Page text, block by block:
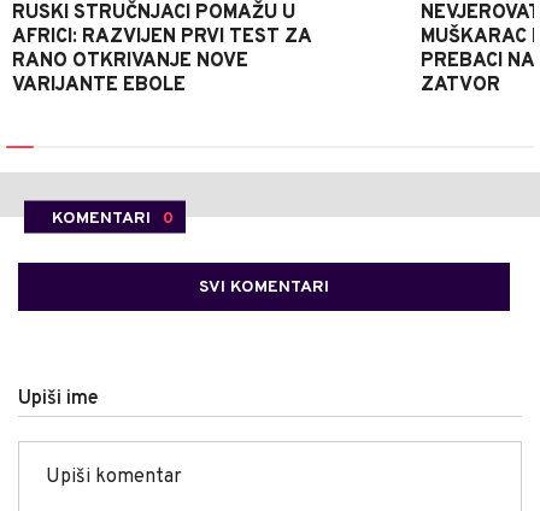
RUSKI STRUČNJACI POMAŽU U
AFRICI: RAZVIJEN PRVI TEST ZA
RANO OTKRIVANJE NOVE
VARIJANTE EBOLE
MUŠKARAC
PREBACI
ZATVOR
KOMENTARI 0
SVI KOMENTARI
Upiši ime